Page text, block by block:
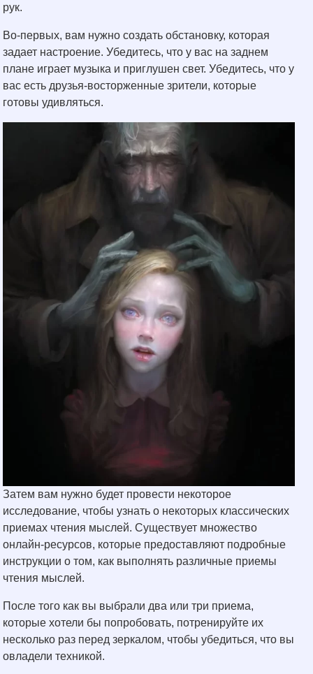
рук.
Во-первых, вам нужно создать обстановку, которая
задает настроение. Убедитесь, что у вас на заднем
плане играет музыка и приглушен свет. Убедитесь, что у
вас есть друзья-восторженные зрители, которые
готовы удивляться.
Затем вам нужно будет провести некоторое
исследование, чтобы узнать о некоторых классических
приемах чтения мыслей. Существует множество
онлайн-ресурсов, которые предоставляют подробные
инструкции о том, как выполнять различные приемы
чтения мыслей.
После того как вы выбрали два или три приема,
которые хотели бы попробовать, потренируйте их
несколько раз перед зеркалом, чтобы убедиться, что вы
овладели техникой.